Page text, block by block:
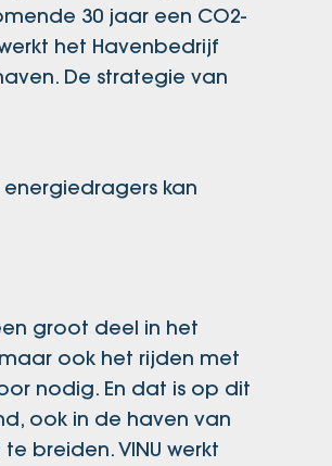
30 jaar een CO2-
het Havenbedrijf
De strategie van
kan
groot deel in het
ook het rijden met
nodig. En dat is op dit
ook in de haven van
breiden. VINU werkt